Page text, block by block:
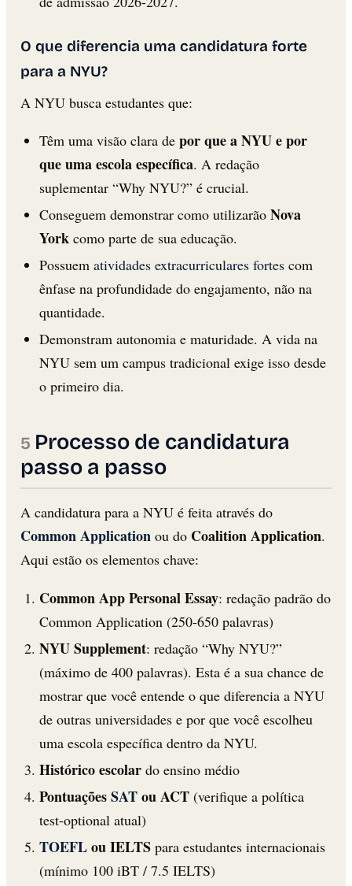
O que diferencia uma candidatura forte
para a NYU?
A NYU busca estudantes que:
Têm uma visão clara de por que a NYU e por
que uma escola específica. A redação
suplementar “Why NYU?” é crucial.
Conseguem demonstrar como utilizarão Nova
Yorkcomo parte de sua educação.
Possuem atividades extracurriculares fortescom
ênfase na profundidade do engajamento, não na
quantidade.
Demonstram autonomia e maturidade. A vida na
NYU sem um campus tradicional exige isso desde
o primeiro dia.
Processo de candidatura
passo a passo
A candidatura para a NYU é feita através do
Common Application ou do Coalition Application.
Aqui estão os elementos chave:
Common App Personal Essay: redação padrão do
Common Application (250-650 palavras)
NYU Supplement: redação “Why NYU?”
(máximo de 400 palavras). Esta é a sua chance de
mostrar que você entende o que diferencia a NYU
de outras universidades e por que você escolheu
uma escola específica dentro da NYU.
Histórico escolardo ensino médio
PontuaçõesSATou ACT(verifique a política
test-optional atual)
TOEFLou IELTSpara estudantes internacionais
(mínimo 100 iBT / 7.5 IELTS)